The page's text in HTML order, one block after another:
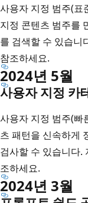
사용자 지정 범주(표
지정 콘텐츠 범주를
를 검색할 수 있습니
참조하세요.
2024년 5월
사용자 지정 카
사용자 지정 범주(빠
츠 패턴을 신속하게
검사할 수 있습니다.
조하세요.
2024년 3월